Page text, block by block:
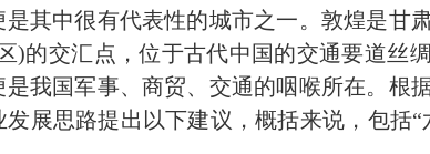
其中很有代表性的城市之一。敦煌是甘
区)的交汇点，位于古代中国的交通要道丝
我国军事、商贸、交通的咽喉所在。根
展思路提出以下建议，概括来说，包括